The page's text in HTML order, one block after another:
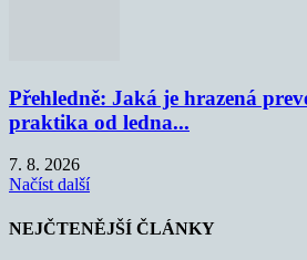
Přehledně: Jaká je hrazená
praktika od ledna...
7. 8. 2026
Načíst další
NEJČTENĚJŠÍ ČLÁNKY